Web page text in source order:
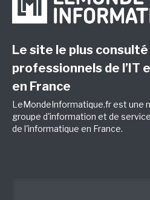
Le site le plus consulté
professionnels de l’IT
en France
LeMondeInformatique.fr est une
groupe d'information et de
de l'informatique en France.